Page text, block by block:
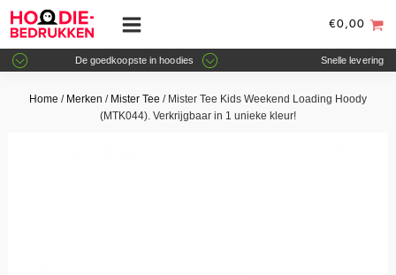
€0,00
De goedkoopste in hoodies Snelle levering
Home / Merken / Mister Tee / Mister Tee Kids Weekend Loading Hoody
(MTK044). Verkrijgbaar in 1 unieke kleur!